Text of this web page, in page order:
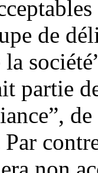
de
la
partie